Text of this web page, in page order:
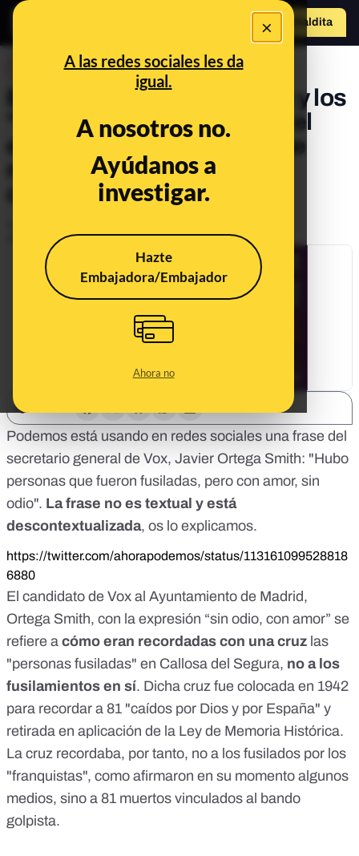
×
A las redes sociales les da
igual.
A nosotros no.
Ayúdanos a
investigar.
Hazte
Embajadora/Embajador
Ahora no
Hazte Maldita
El bulo sobre Ortega Smith y los
"fusilamientos con amor": el
entrecomillado es falso y se
refería a una cruz
conmemorativa
Actualizado elNov 7, 2022, 8:45:00 AM
Podemos está usando en redes sociales una frase del
secretario general de Vox, Javier Ortega Smith: "Hubo
personas que fueron fusiladas, pero con amor, sin
odio". La frase no es textual y está
descontextualizada, os lo explicamos.
https://twitter.com/ahorapodemos/status/113161099528818
6880
El candidato de Vox al Ayuntamiento de Madrid,
Ortega Smith, con la expresión “sin odio, con amor” se
refiere a cómo eran recordadas con una cruz las
"personas fusiladas" en Callosa del Segura, no a los
fusilamientos en sí. Dicha cruz fue colocada en 1942
para recordar a 81 "caídos por Dios y por España" y
retirada en aplicación de la Ley de Memoria Histórica.
La cruz recordaba, por tanto, no a los fusilados por los
"franquistas", como afirmaron en su momento algunos
medios, sino a 81 muertos vinculados al bando
golpista.